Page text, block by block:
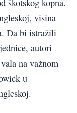
visina
Da bi istražili
autori
na važnom
u